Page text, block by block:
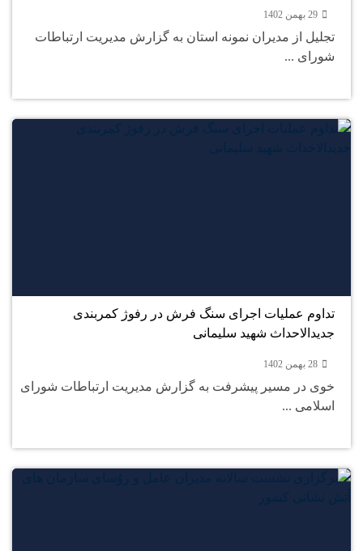
29 بهمن 1402
تجلیل از مدیران نمونه استان به گزارش مدیریت ارتباطات
شورای ...
تداوم عملیات اجرای سنگ فرش در رفوژ کمربندی
جدیدالاحداث شهید سلیمانی
28 بهمن 1402
خوی در مسیر پیشرفت به گزارش مدیریت ارتباطات شورای
اسلامی ...